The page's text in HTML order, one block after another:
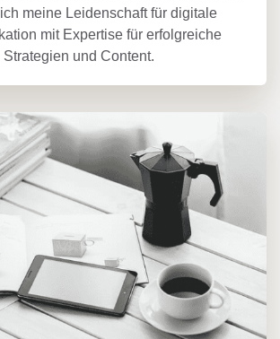
meine Leidenschaft für digitale
mit Expertise für erfolgreiche
Strategien und Content.